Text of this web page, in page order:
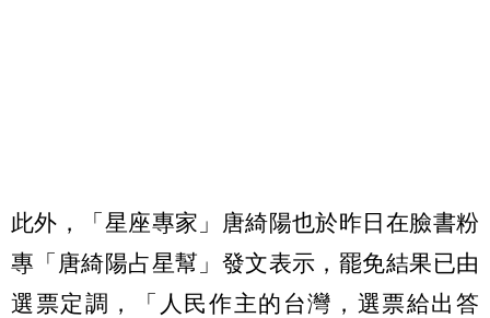
此外，「星座專家」唐綺陽也於昨日在臉書粉
專「唐綺陽占星幫」發文表示，罷免結果已由
選票定調，「人民作主的台灣，選票給出答